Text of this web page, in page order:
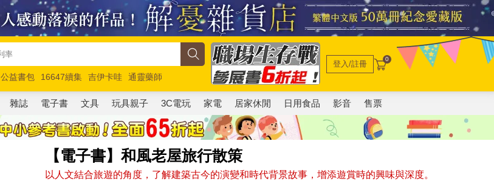
公益書包 16647續集 吉伊卡哇
通靈藥師
馬斯克 玩具總動員5 超慢跑
登入/註冊 0
雜誌 電子書 文具 玩具親子 3C電玩 家電 居家休閒 日用食品 影音 售票
【電子書】和風老屋旅行散策
以人文結合旅遊的角度，了解建築古今的演變和時代背景故事，增添遊賞時的興味與深度。